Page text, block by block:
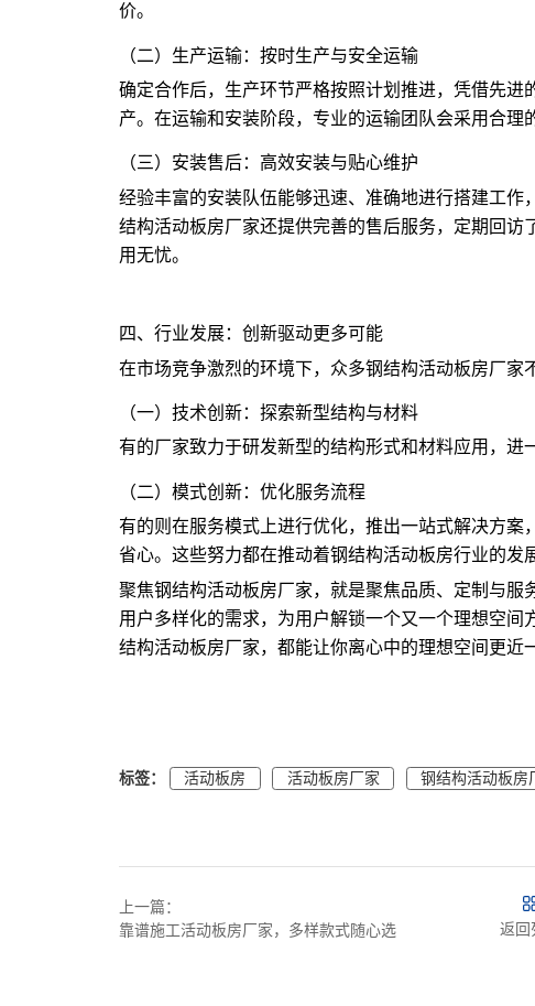
价。
（二）生产运输：按时生产与安全运输
确定合作后，生产环节严格按照计划推进，凭借先
产。在运输和安装阶段，专业的运输团队会采用合理
（三）安装售后：高效安装与贴心维护
经验丰富的安装队伍能够迅速、准确地进行搭建工
结构活动板房厂家还提供完善的售后服务，定期回
用无忧。
四、行业发展：创新驱动更多可能
在市场竞争激烈的环境下，众多钢结构活动板房厂家
（一）技术创新：探索新型结构与材料
有的厂家致力于研发新型的结构形式和材料应用，进
（二）模式创新：优化服务流程
有的则在服务模式上进行优化，推出一站式解决方
省心。这些努力都在推动着钢结构活动板房行业的发
聚焦钢结构活动板房厂家，就是聚焦品质、定制与
用户多样化的需求，为用户解锁一个又一个理想空
结构活动板房厂家，都能让你离心中的理想空间更近
标签： 活动板房 活动板房厂家 钢结构活动板房
上一篇：
靠谱施工活动板房厂家，多样款式随心选
返回